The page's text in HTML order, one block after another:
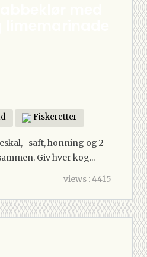
Fiskeretter
-saft, honning og 2
Giv hver kog...
views : 4415